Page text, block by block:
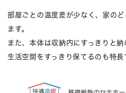
部屋ごとの温度差が少なく、家の
ます。
また、本体は収納内にすっきりと納
生活空間をすっきり保てるのも特長